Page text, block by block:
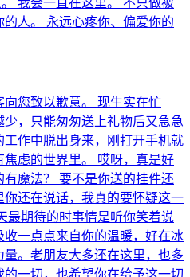
人。 永远心疼你、偏爱你的
您致以歉意。 现生实在忙
，只能匆匆送上礼物后又急急
作中脱出身来，刚打开手机就
虑的世界里。 哎呀，真是好
魔法？ 要不是你送的挂件还
还在说话，我真的要怀疑这一
最期待的时事情是听你笑着说
一点点来自你的温暖，好在冰
。老朋友大多还在这里，也多